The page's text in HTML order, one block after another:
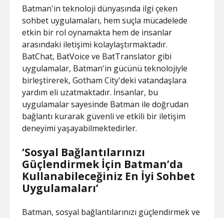
Batman'in teknoloji dünyasında ilgi çeken
sohbet uygulamaları, hem suçla mücadelede
etkin bir rol oynamakta hem de insanlar
arasındaki iletişimi kolaylaştırmaktadır.
BatChat, BatVoice ve BatTranslator gibi
uygulamalar, Batman'in gücünü teknolojiyle
birleştirerek, Gotham City'deki vatandaşlara
yardım eli uzatmaktadır. İnsanlar, bu
uygulamalar sayesinde Batman ile doğrudan
bağlantı kurarak güvenli ve etkili bir iletişim
deneyimi yaşayabilmektedirler.
‘Sosyal Bağlantılarınızı
Güçlendirmek İçin Batman’da
Kullanabileceğiniz En İyi Sohbet
Uygulamaları’
Batman, sosyal bağlantılarınızı güçlendirmek ve